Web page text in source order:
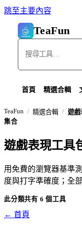
跳至主要內容
TeaFun
首頁 精選合輯
TeaFun 精選合輯
遊戲
集合
遊戲表現工具
用免費的瀏覽器基準
度與打字準確度；全
此分類共有 6 個工具
← 首頁